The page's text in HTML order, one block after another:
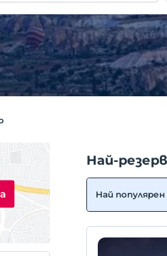
Най-
Най популярен